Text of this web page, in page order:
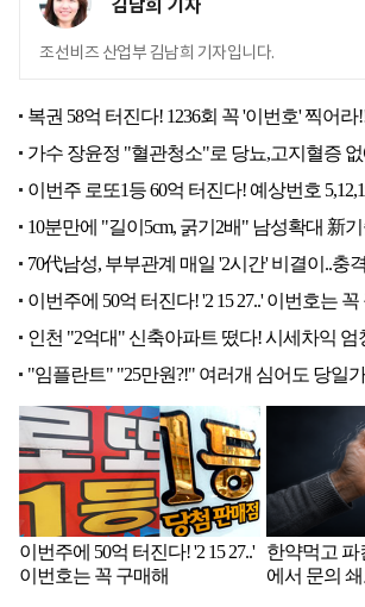
김남희 기자
조선비즈 산업부 김남희 기자입니다.